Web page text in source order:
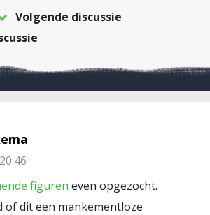
Volgende discussie
figuren even opgezocht.
of dit een mankementloze